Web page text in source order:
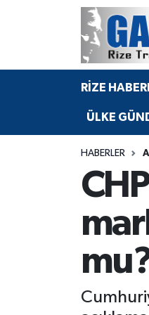
RİZE
ÜLKE
HABERLER
BÖLGEMİZ
Bilim Teknoloji
Advertising news
Canlı Maç
Merkez Nöbetçi
Merkez Hava
Merkez Trafik
Tüm Manşetler
Son Dakika